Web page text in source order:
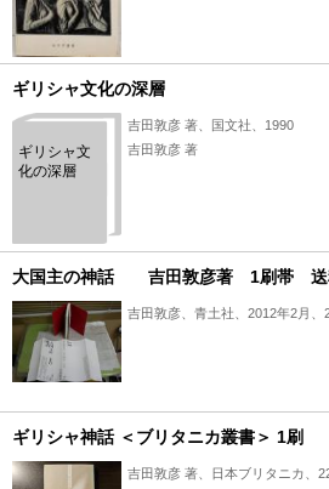
ギリシャ文化の深層
ギリシャ文
化の深層
吉田敦彦 著、国文社、1990
吉田敦彦 著
大国主の神話 吉田敦彦著 1刷帯 送
吉田敦彦、青土社、2012年2月、
ギリシャ神話 ＜ブリタニカ叢書＞ 1刷
吉田敦彦 著、日本ブリタニカ、